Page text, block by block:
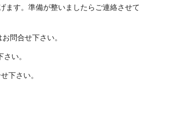
す。準備が整いましたらご連絡させて
お問合せ下さい。
い。
下さい。